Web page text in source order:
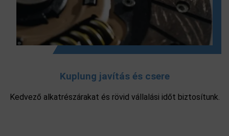
Kuplung javítás és csere
Kedvező alkatrészárakat és rövid vállalási időt biztosítunk.